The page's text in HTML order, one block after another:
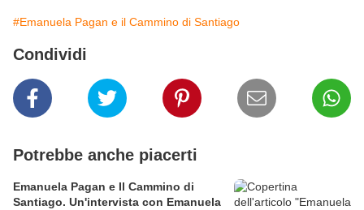
#Emanuela Pagan e il Cammino di Santiago
Condividi
Potrebbe anche piacerti
Emanuela Pagan e Il Cammino di
Santiago. Un'intervista con Emanuela